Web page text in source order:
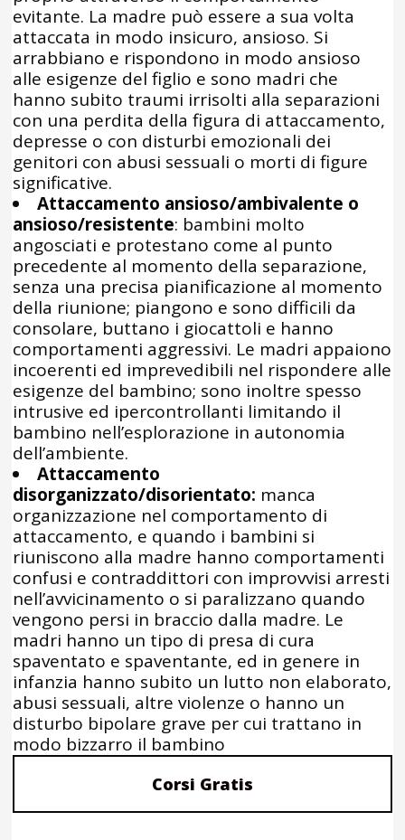
evitante. La madre può essere a sua volta
attaccata in modo insicuro, ansioso. Si
arrabbiano e rispondono in modo ansioso
alle esigenze del figlio e sono madri che
hanno subito traumi irrisolti alla separazioni
con una perdita della figura di attaccamento,
depresse o con disturbi emozionali dei
genitori con abusi sessuali o morti di figure
significative.
Attaccamento ansioso/ambivalente o
ansioso/resistente: bambini molto
angosciati e protestano come al punto
precedente al momento della separazione,
senza una precisa pianificazione al momento
della riunione; piangono e sono difficili da
consolare, buttano i giocattoli e hanno
comportamenti aggressivi. Le madri appaiono
incoerenti ed imprevedibili nel rispondere alle
esigenze del bambino; sono inoltre spesso
intrusive ed ipercontrollanti limitando il
bambino nell’esplorazione in autonomia
dell’ambiente.
Attaccamento
disorganizzato/disorientato: manca
organizzazione nel comportamento di
attaccamento, e quando i bambini si
riuniscono alla madre hanno comportamenti
confusi e contraddittori con improvvisi arresti
nell’avvicinamento o si paralizzano quando
vengono persi in braccio dalla madre. Le
madri hanno un tipo di presa di cura
spaventato e spaventante, ed in genere in
infanzia hanno subito un lutto non elaborato,
abusi sessuali, altre violenze o hanno un
disturbo bipolare grave per cui trattano in
modo bizzarro il bambino
Corsi Gratis